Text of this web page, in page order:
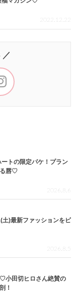
2022.12.22
／
トの限定パケ！プラン
る唇♡
2026.8.6
土)最新ファッションをピ
2026.8.5
小田切ヒロさん絶賛の
！